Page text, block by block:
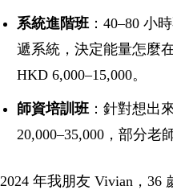
系統進階班 ：40–80 小
遞系統，決定能量怎麼
HKD 6,000–15,000。
師資培訓班 ：針對想出
20,000–35,000，部分老
2024 年我朋友 Vivian，36